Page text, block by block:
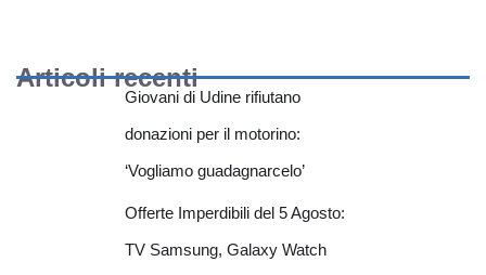
Articoli recenti
Giovani di Udine rifiutano
donazioni per il motorino:
‘Vogliamo guadagnarcelo’
Offerte Imperdibili del 5 Agosto:
TV Samsung, Galaxy Watch